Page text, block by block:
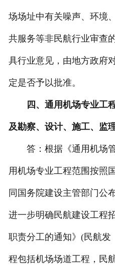
场场址中有关噪声、环境
共服务等非民航行业审查
具行业意见，由地方政府
定是否予以批准。
四、通用机场专业工
及勘察、设计、施工、监
答：根据《通用机场管
用机场专业工程范围按照
同国务院建设主管部门公
进一步明确民航建设工程
职责分工的通知》(民航发
程包括机场场道工程，民